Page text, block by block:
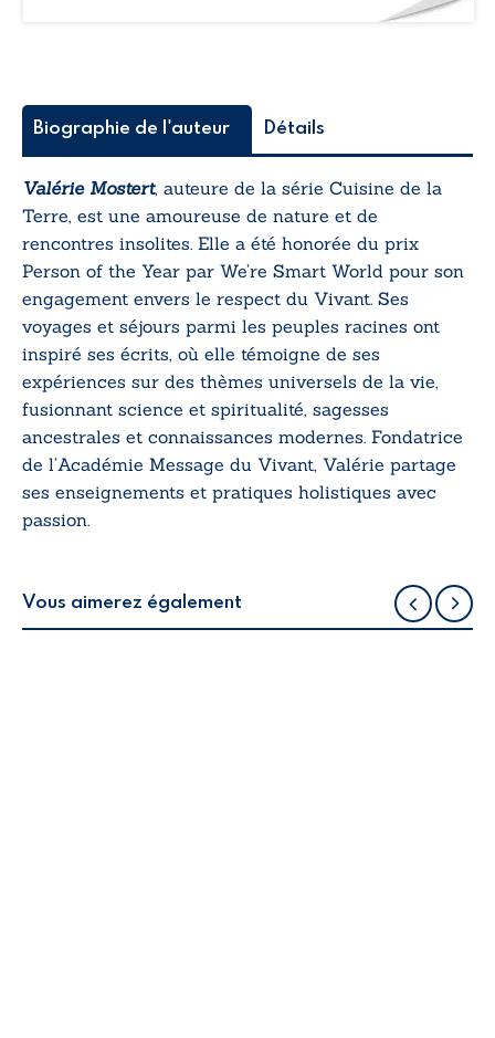
Biographie de l'auteur Détails
Valérie Mostert, auteure de la série Cuisine de la
Terre, est une amoureuse de nature et de
rencontres insolites. Elle a été honorée du prix
Person of the Year par We’re Smart World pour son
engagement envers le respect du Vivant. Ses
voyages et séjours parmi les peuples racines ont
inspiré ses écrits, où elle témoigne de ses
expériences sur des thèmes universels de la vie,
fusionnant science et spiritualité, sagesses
ancestrales et connaissances modernes. Fondatrice
de l’Académie Message du Vivant, Valérie partage
ses enseignements et pratiques holistiques avec
passion.
Vous aimerez également